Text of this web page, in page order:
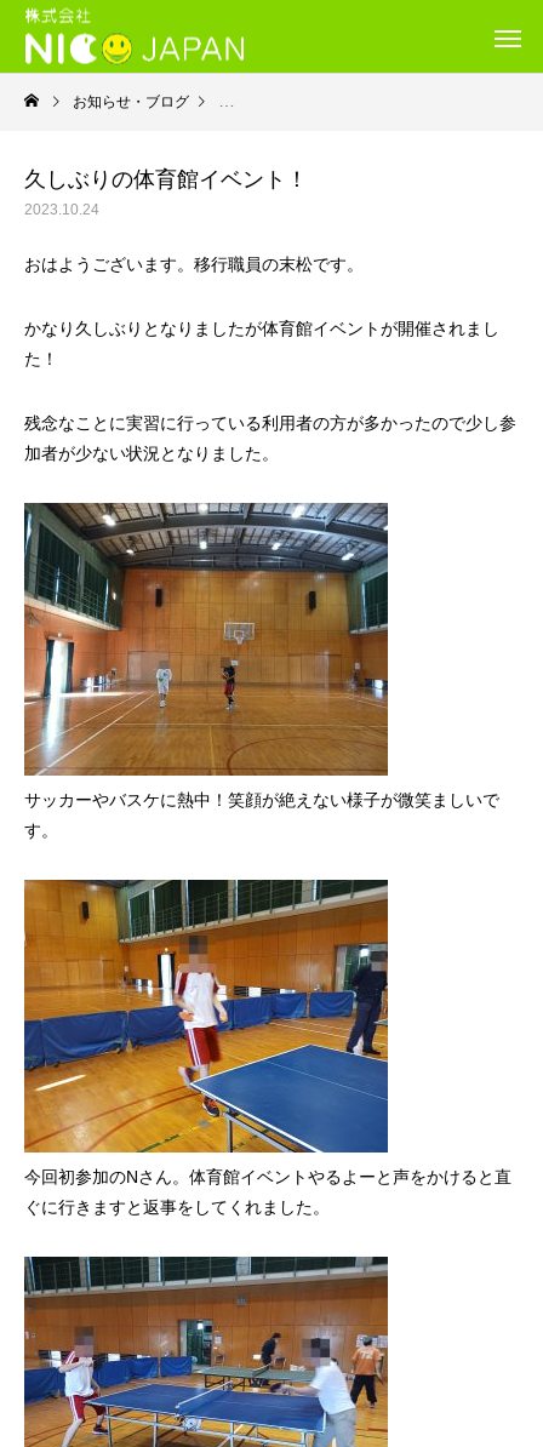
お知らせ・ブログ 就労移行支援・ニコサービス城東センター
久しぶりの体育館イベント！
2023.10.24
おはようございます。移行職員の末松です。
かなり久しぶりとなりましたが体育館イベントが開催されまし
た！
残念なことに実習に行っている利用者の方が多かったので少し参
加者が少ない状況となりました。
サッカーやバスケに熱中！笑顔が絶えない様子が微笑ましいで
す。
今回初参加のNさん。体育館イベントやるよーと声をかけると直
ぐに行きますと返事をしてくれました。